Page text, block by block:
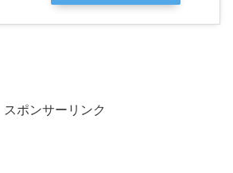
スポンサーリンク